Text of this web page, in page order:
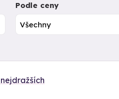
Podle ceny